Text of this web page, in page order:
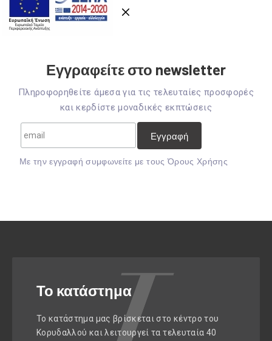
Εγγραφείτε στο newsletter
Πληροφορηθείτε άμεσα για τις τελευταίες προσφορές
και κερδίστε μοναδικές εκπτώσεις
Mε την εγγραφή συμφωνείτε με τουςΌρους Χρήσης
Το κατάστημα
Το κατάστημα μας βρίσκεται στο κέντρο του
Κορυδαλλού και λειτουργεί τα τελευταία 40